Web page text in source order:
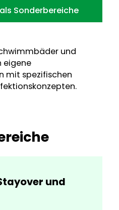
Sonderbereiche
und
eigene
mit spezifischen
und